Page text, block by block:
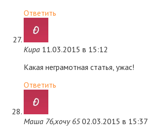
Ответить
Кира 11.03.2015 в 15:12
Какая неграмотная статья, ужас!
Ответить
Маша 76,хочу 65 02.03.2015 в 15:37